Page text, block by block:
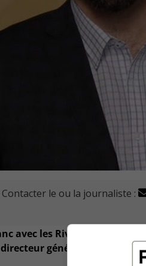
Contacter le ou la journaliste :
avec les Riverains du
général de l’équipe